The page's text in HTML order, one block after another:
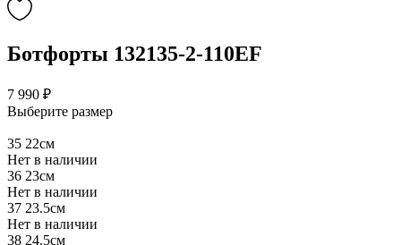
Ботфорты 132135-2-110EF
7 990 ₽
Выберите размер
35 22см
Нет в наличии
36 23см
Нет в наличии
37 23.5см
Нет в наличии
38 24.5см